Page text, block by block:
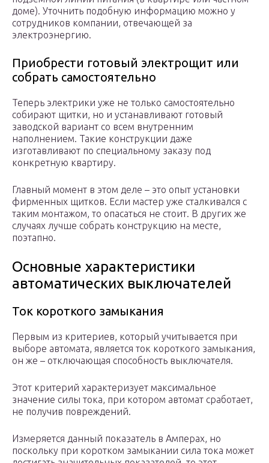
доме). Уточнить подобную информацию можно у
сотрудников компании, отвечающей за
электроэнергию.
Приобрести готовый электрощит или
собрать самостоятельно
Теперь электрики уже не только самостоятельно
собирают щитки, но и устанавливают готовый
заводской вариант со всем внутренним
наполнением. Такие конструкции даже
изготавливают по специальному заказу под
конкретную квартиру.
Главный момент в этом деле – это опыт установки
фирменных щитков. Если мастер уже сталкивался с
таким монтажом, то опасаться не стоит. В других же
случаях лучше собрать конструкцию на месте,
поэтапно.
Основные характеристики
автоматических выключателей
Ток короткого замыкания
Первым из критериев, который учитывается при
выборе автомата, является ток короткого замыкания,
он же – отключающая способность выключателя.
Этот критерий характеризует максимальное
значение силы тока, при котором автомат сработает,
не получив повреждений.
Измеряется данный показатель в Амперах, но
поскольку при коротком замыкании сила тока может